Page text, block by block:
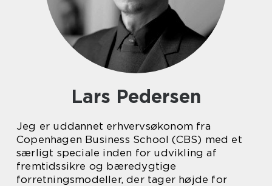
Lars Pedersen
Jeg er uddannet erhvervsøkonom fra
Copenhagen Business School (CBS) med et
særligt speciale inden for udvikling af
fremtidssikre og bæredygtige
forretningsmodeller, der tager højde for